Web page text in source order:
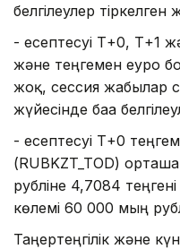
белгілеулер тіркелген
- есептесуі Т+0, Т+1
және теңгемен еуро
жоқ, сессия жабылар
жүйесінде баға
- есептесуі Т+0
(RUBKZT_TOD) орташа
рубліне 4,7084
көлемі 60 000 мың
Таңертеңгілік және